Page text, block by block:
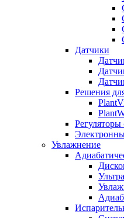
Датчики
Решения
Регуляторы
Увлажнение